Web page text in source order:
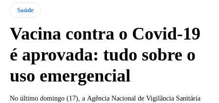
Saúde
Vacina contra o Covid-19
é aprovada: tudo sobre o
uso emergencial
No último domingo (17), a Agência Nacional de Vigilância Sanitária